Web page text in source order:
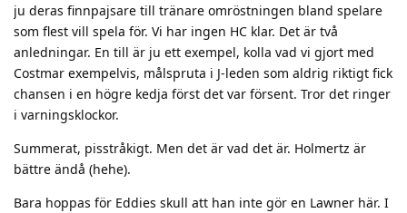
ju deras finnpajsare till tränare omröstningen bland spelare
som flest vill spela för. Vi har ingen HC klar. Det är två
anledningar. En till är ju ett exempel, kolla vad vi gjort med
Costmar exempelvis, målspruta i J-leden som aldrig riktigt fick
chansen i en högre kedja först det var försent. Tror det ringer
i varningsklockor.
Summerat, pisstråkigt. Men det är vad det är. Holmertz är
bättre ändå (hehe).
Bara hoppas för Eddies skull att han inte gör en Lawner här. I